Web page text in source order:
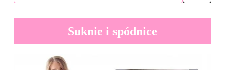
Suknie i spódnice